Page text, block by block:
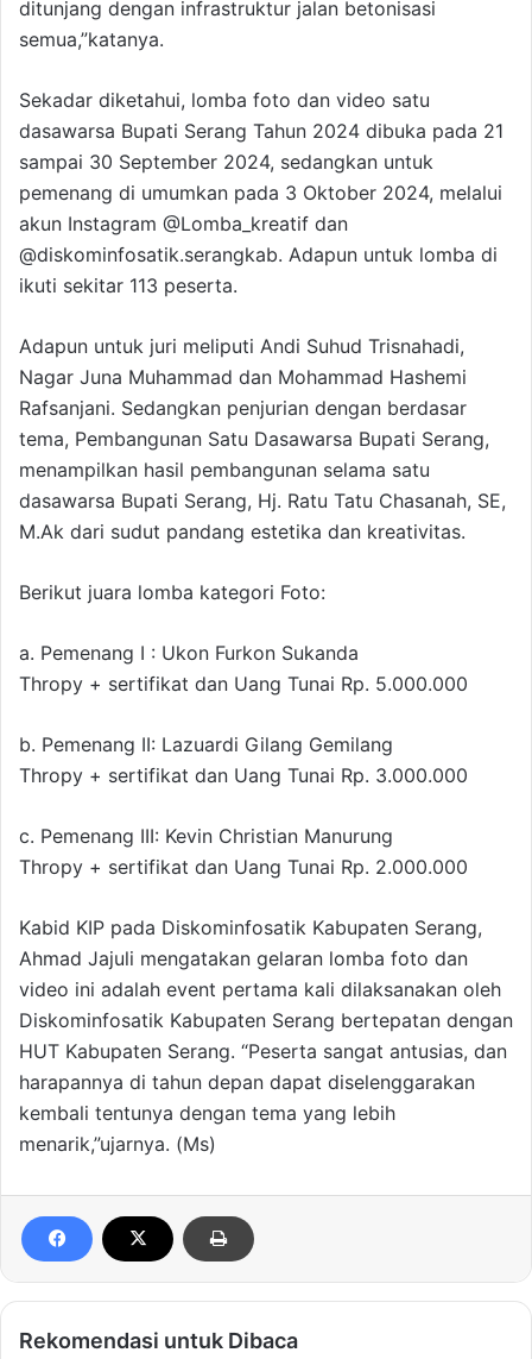
ditunjang dengan infrastruktur jalan betonisasi
semua,”katanya.
Sekadar diketahui, lomba foto dan video satu
dasawarsa Bupati Serang Tahun 2024 dibuka pada 21
sampai 30 September 2024, sedangkan untuk
pemenang di umumkan pada 3 Oktober 2024, melalui
akun Instagram @Lomba_kreatif dan
@diskominfosatik.serangkab. Adapun untuk lomba di
ikuti sekitar 113 peserta.
Adapun untuk juri meliputi Andi Suhud Trisnahadi,
Nagar Juna Muhammad dan Mohammad Hashemi
Rafsanjani. Sedangkan penjurian dengan berdasar
tema, Pembangunan Satu Dasawarsa Bupati Serang,
menampilkan hasil pembangunan selama satu
dasawarsa Bupati Serang, Hj. Ratu Tatu Chasanah, SE,
M.Ak dari sudut pandang estetika dan kreativitas.
Berikut juara lomba kategori Foto:
a. Pemenang I : Ukon Furkon Sukanda
Thropy + sertifikat dan Uang Tunai Rp. 5.000.000
b. Pemenang II: Lazuardi Gilang Gemilang
Thropy + sertifikat dan Uang Tunai Rp. 3.000.000
c. Pemenang III: Kevin Christian Manurung
Thropy + sertifikat dan Uang Tunai Rp. 2.000.000
Kabid KIP pada Diskominfosatik Kabupaten Serang,
Ahmad Jajuli mengatakan gelaran lomba foto dan
video ini adalah event pertama kali dilaksanakan oleh
Diskominfosatik Kabupaten Serang bertepatan dengan
HUT Kabupaten Serang. “Peserta sangat antusias, dan
harapannya di tahun depan dapat diselenggarakan
kembali tentunya dengan tema yang lebih
menarik,”ujarnya. (Ms)
Rekomendasi untuk Dibaca